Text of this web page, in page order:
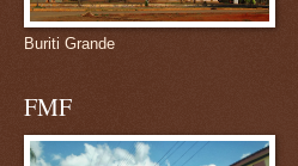
Buriti Grande
FMF